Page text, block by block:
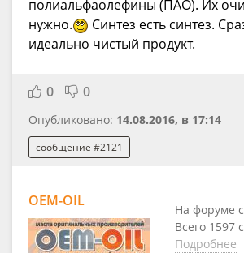
полиальфаолефины (ПАО). Их
нужно.
Синтез есть синтез.
идеально чистый продукт.
0 0
Опубликовано: 14.08.2016, в 17:14
сообщение #2121
OEM-OIL
На форуме
Всего 1597
Подробнее